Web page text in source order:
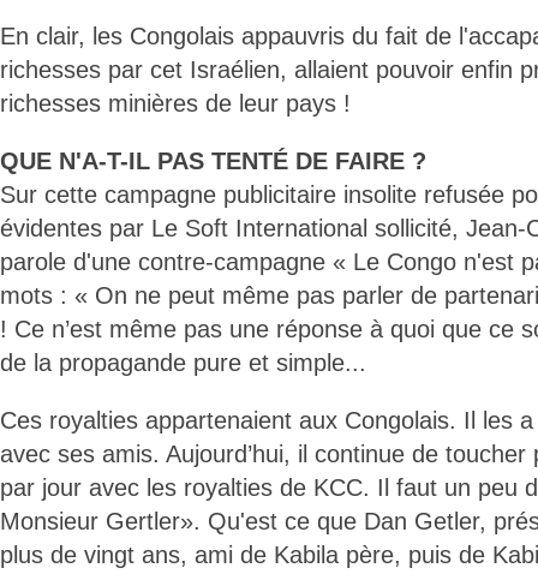
En clair, les Congolais appauvris du fait de
richesses par cet Israélien, allaient pouvoir enfin
richesses minières de leur pays !
QUE N'A-T-IL PAS TENTÉ DE FAIRE ?
Sur cette campagne publicitaire insolite refusée
évidentes par Le Soft International sollicité, Jean-
parole d'une contre-campagne « Le Congo n'est
mots : « On ne peut même pas parler de
! Ce n’est même pas une réponse à quoi que ce
de la propagande pure et simple...
Ces royalties appartenaient aux Congolais. Il les
avec ses amis. Aujourd’hui, il continue de
par jour avec les royalties de KCC. Il faut un peu
Monsieur Gertler». Qu'est ce que Dan Getler,
plus de vingt ans, ami de Kabila père, puis de